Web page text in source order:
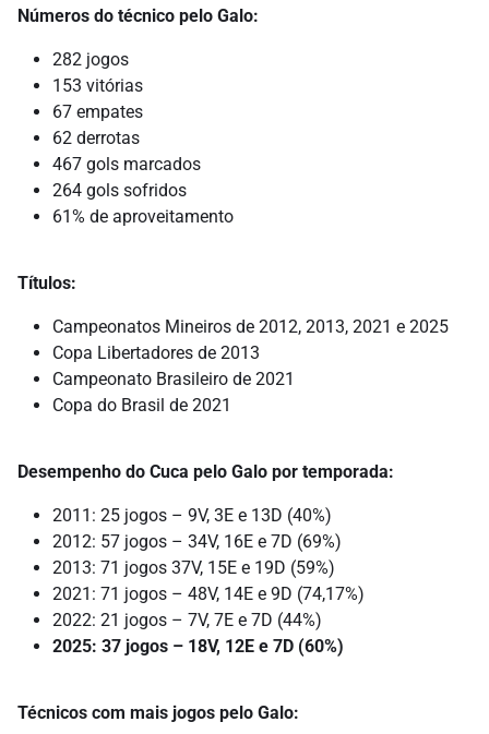
Números do técnico pelo Galo:
282 jogos
153 vitórias
67 empates
62 derrotas
467 gols marcados
264 gols sofridos
61% de aproveitamento
Títulos:
Campeonatos Mineiros de 2012, 2013, 2021 e 2025
Copa Libertadores de 2013
Campeonato Brasileiro de 2021
Copa do Brasil de 2021
Desempenho do Cuca pelo Galo por temporada:
2011: 25 jogos – 9V, 3E e 13D (40%)
2012: 57 jogos – 34V, 16E e 7D (69%)
2013: 71 jogos 37V, 15E e 19D (59%)
2021: 71 jogos – 48V, 14E e 9D (74,17%)
2022: 21 jogos – 7V, 7E e 7D (44%)
2025: 37 jogos – 18V, 12E e 7D (60%)
Técnicos com mais jogos pelo Galo: